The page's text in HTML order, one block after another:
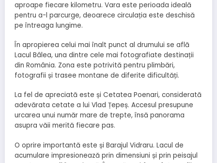
aproape fiecare kilometru. Vara este perioada ideală
pentru a-l parcurge, deoarece circulația este deschisă
pe întreaga lungime.
În apropierea celui mai înalt punct al drumului se află
Lacul Bâlea, una dintre cele mai fotografiate destinații
din România. Zona este potrivită pentru plimbări,
fotografii și trasee montane de diferite dificultăți.
La fel de apreciată este și Cetatea Poenari, considerată
adevărata cetate a lui Vlad Țepeș. Accesul presupune
urcarea unui număr mare de trepte, însă panorama
asupra văii merită fiecare pas.
O oprire importantă este și Barajul Vidraru. Lacul de
acumulare impresionează prin dimensiuni și prin peisajul